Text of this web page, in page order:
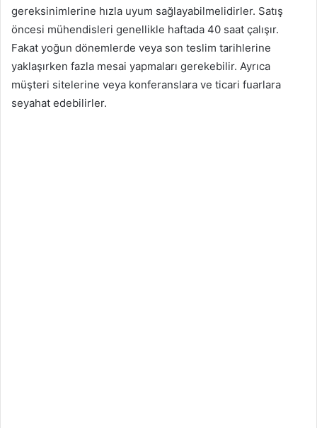
gereksinimlerine hızla uyum sağlayabilmelidirler. Satış
öncesi mühendisleri genellikle haftada 40 saat çalışır.
Fakat yoğun dönemlerde veya son teslim tarihlerine
yaklaşırken fazla mesai yapmaları gerekebilir. Ayrıca
müşteri sitelerine veya konferanslara ve ticari fuarlara
seyahat edebilirler.